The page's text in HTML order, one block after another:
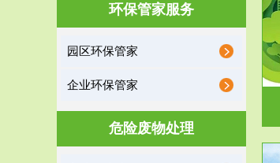
环保管家服务
园区环保管家
企业环保管家
危险废物处理
政府/园区级VOCs综合管控服务
根据《石化行业挥发性有机物综合整治方案》文